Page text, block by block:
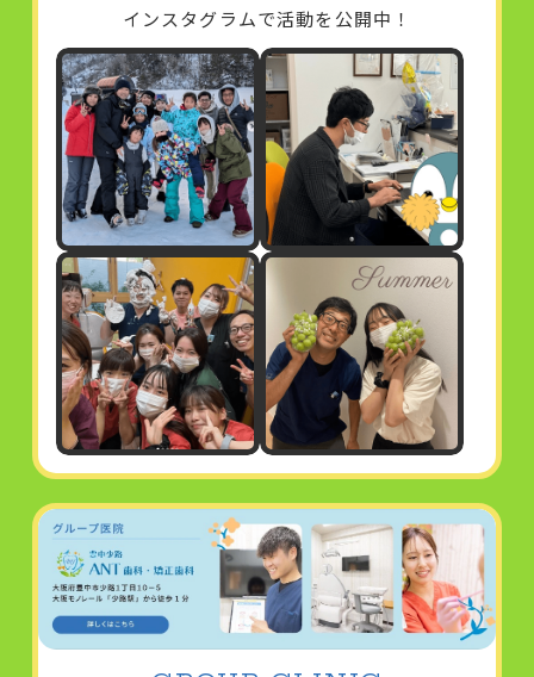
インスタグラムで活動を公開中！